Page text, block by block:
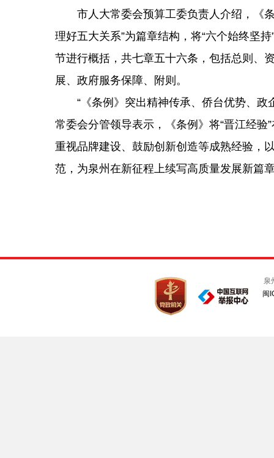
市人大常委会预算工委负责人介绍，《条
理好五大关系”为篇章结构，将“六个始终坚
节进行概括，共七章五十六条，包括总则、
展、政府服务保障、附则。
“《条例》突出精神传承、侨台优势、政
常委会分管领导表示，《条例》将“晋江经
重视品牌建设、鼓励创新创造等成熟经验，
范，为泉州在新征程上续写高质量发展新篇
泉
闽